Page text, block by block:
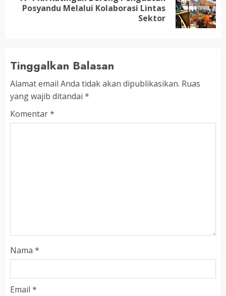
NextPosyandu Melalui Kolaborasi Lintas
Sektor
Tinggalkan Balasan
Alamat email Anda tidak akan dipublikasikan. Ruas
yang wajib ditandai *
Komentar*
Nama *
Email *